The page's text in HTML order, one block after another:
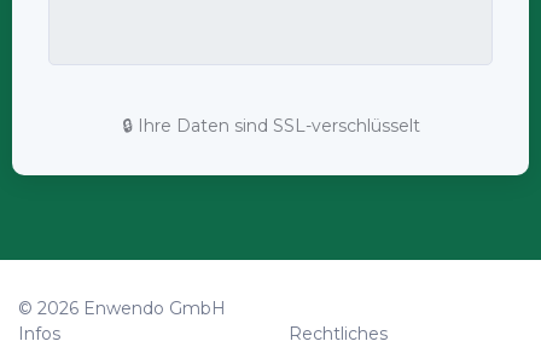
🔒 Ihre Daten sind SSL-verschlüsselt
© 2026 Enwendo GmbH
Infos
Rechtliches